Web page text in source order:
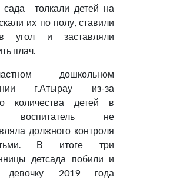
сада толкали детей на
их по полу, ставили
угол и заставляли
плач.
дошкольном
г.Атырау из-за
количества детей в
воспитатель не
должного контроля
В итоге три
детсада побили и
девочку 2019 года